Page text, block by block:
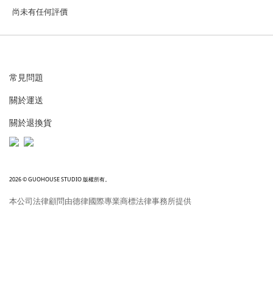
尚未有任何評價
常見問題
關於運送
關於退換貨
2026 © GUOHOUSE STUDIO 版權所有。
本公司法律顧問由德律國際專業商標法律事務所提供